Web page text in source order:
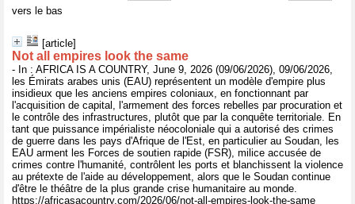
vers le bas
[article]
Not all empires look the same
- In : AFRICA IS A COUNTRY, June 9, 2026 (09/06/2026), 09/06/2026,
les Émirats arabes unis (EAU) représentent un modèle d'empire plus
insidieux que les anciens empires coloniaux, en fonctionnant par
l'acquisition de capital, l'armement des forces rebelles par procuration et
le contrôle des infrastructures, plutôt que par la conquête territoriale. En
tant que puissance impérialiste néocoloniale qui a autorisé des crimes
de guerre dans les pays d'Afrique de l'Est, en particulier au Soudan, les
EAU arment les Forces de soutien rapide (FSR), milice accusée de
crimes contre l'humanité, contrôlent les ports et blanchissent la violence
au prétexte de l'aide au développement, alors que le Soudan continue
d'être le théâtre de la plus grande crise humanitaire au monde.
https://africasacountry.com/2026/06/not-all-empires-look-the-same